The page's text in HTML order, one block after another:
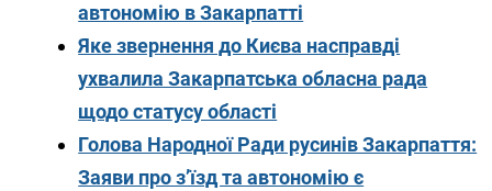
автономію в Закарпатті
Яке звернення до Києва насправді
ухвалила Закарпатська обласна рада
щодо статусу області
Голова Народної Ради русинів Закарпаття:
Заяви про з’їзд та автономію є